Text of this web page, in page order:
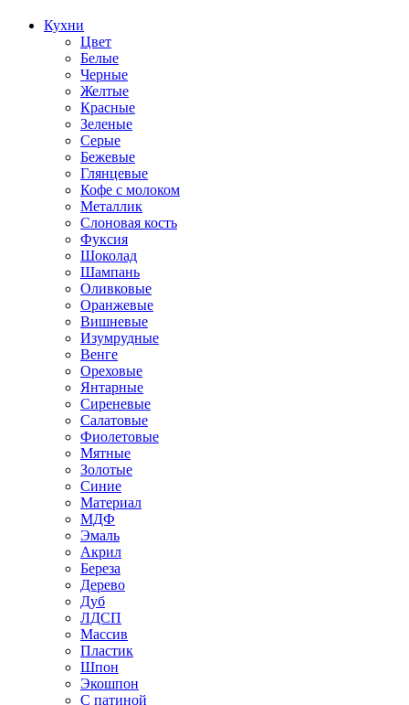
Кухни
Цвет
Белые
Черные
Желтые
Красные
Зеленые
Серые
Бежевые
Глянцевые
Кофе с молоком
Металлик
Слоновая кость
Фуксия
Шоколад
Шампань
Оливковые
Оранжевые
Вишневые
Изумрудные
Венге
Ореховые
Янтарные
Сиреневые
Салатовые
Фиолетовые
Мятные
Золотые
Синие
Материал
МДФ
Эмаль
Акрил
Береза
Дерево
Дуб
ЛДСП
Массив
Пластик
Шпон
Экошпон
С патиной